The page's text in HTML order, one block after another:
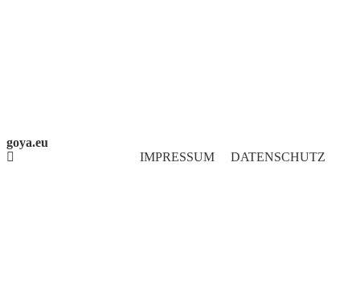
goya.eu
IMPRESSUM
DATENSCHUTZ